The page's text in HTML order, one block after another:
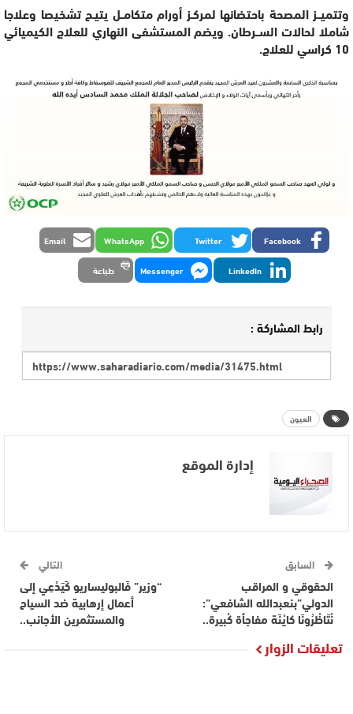
وتتميــز المصحة باحتضانها لمركـز أورام متكامــل يتيـح تشخيصا وعلاجا
شاملا لحالات الســرطان. ويضم المستشفى النهاري للعلاج الكيميائي
10 كراسي للعلاج.
Facebook
Twitter
WhatsApp
Email
LinkedIn
Messenger طباعة
رابط المشاركة :
العيون
إدارة الموقع
السابق
الحقوقي و المراقب
الدولي”بنعبدالله الشافعي”:
نْتَاظْرُونَا كايْنَة مفاجأة كْبيرة..
التالي
“وزير” فَالبوليساريو كَيَدْعِي إلى
أعمال إرهابية ضد السياح
والمستثمرين الأجانب..
تعليقات الزوار